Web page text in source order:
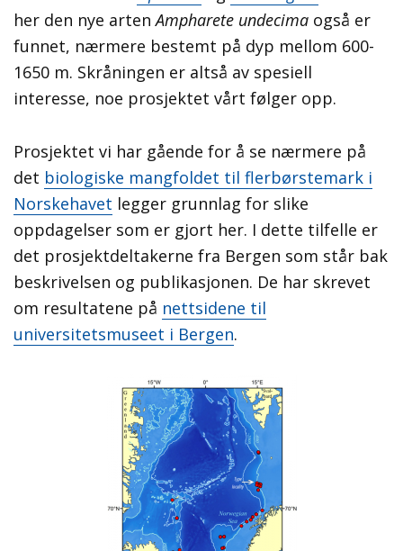
her den nye artenAmpharete undecima også er
funnet, nærmere bestemt på dyp mellom 600-
1650 m. Skråningen er altså av spesiell
interesse, noe prosjektet vårt følger opp.
Prosjektet vi har gående for å se nærmere på
det biologiske mangfoldet til flerbørstemark i
Norskehavet legger grunnlag for slike
oppdagelser som er gjort her. I dette tilfelle er
det prosjektdeltakerne fra Bergen som står bak
beskrivelsen og publikasjonen. De har skrevet
om resultatene på nettsidene til
universitetsmuseet i Bergen.